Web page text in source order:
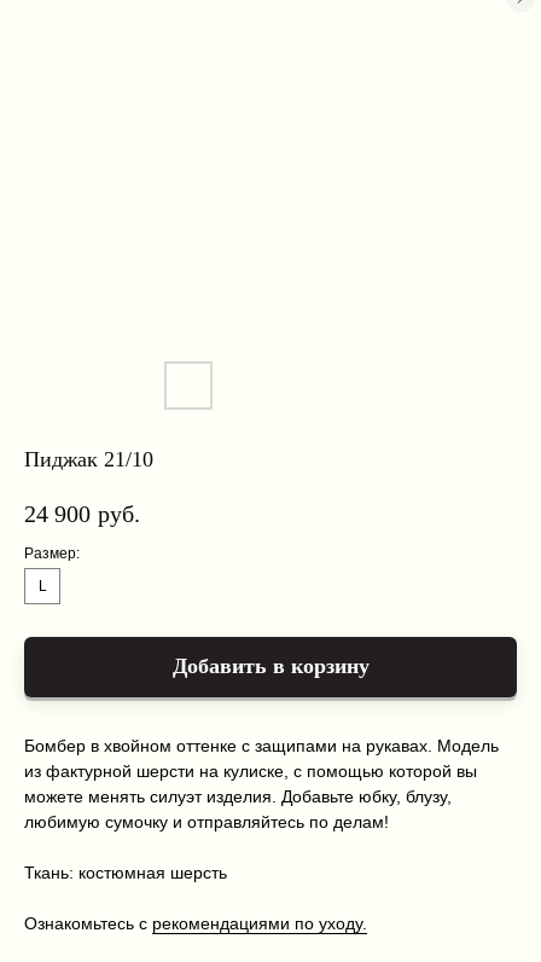
Пиджак 21/10
24 900 руб.
Размер:
L
Добавить в корзину
Бомбер в хвойном оттенке с защипами на рукавах. Модель
из фактурной шерсти на кулиске, с помощью которой вы
можете менять силуэт изделия. Добавьте юбку, блузу,
любимую сумочку и отправляйтесь по делам!
Ткань: костюмная шерсть
Ознакомьтесь с рекомендациями по уходу.